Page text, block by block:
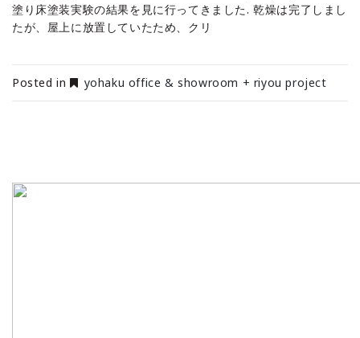
塗り床塗装実験の結果を見に行ってきました. 乾燥は完了しまし
たが、屋上に放置していたため、クリ
Posted in yohaku office & showroom + riyou project